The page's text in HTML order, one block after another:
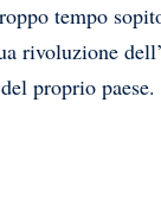
tempo
rivoluzione
proprio paese.